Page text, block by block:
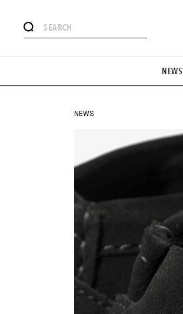
NEWS
#憧れの逸品
#GH 銘品の所以 #フイナムのYouTube
#HANDSOME HANDBOOK
NEWS